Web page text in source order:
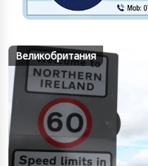
Великобритания